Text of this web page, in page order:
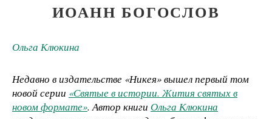
ИОАНН БОГОСЛОВ
Ольга Клюкина
Недавно в издательстве «Никея» вышел первый том
новой серии «Святые в истории. Жития святых в
новом формате». Автор книги Ольга Клюкина